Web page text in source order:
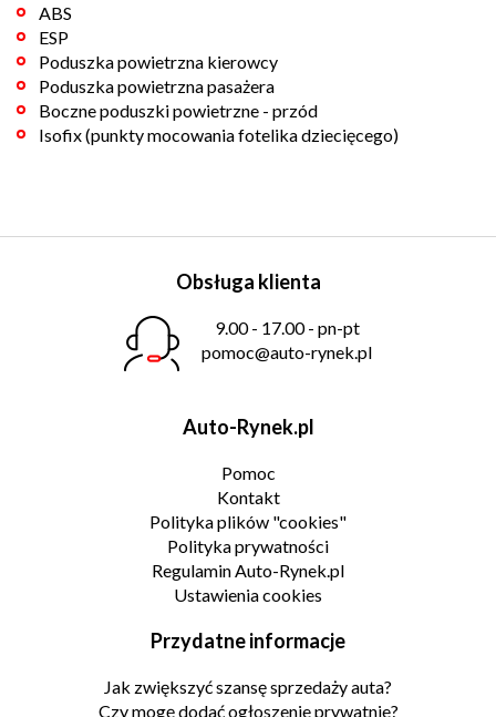
ABS
ESP
Poduszka powietrzna kierowcy
Poduszka powietrzna pasażera
Boczne poduszki powietrzne - przód
Isofix (punkty mocowania fotelika dziecięcego)
Obsługa klienta
9.00 - 17.00 - pn-pt
pomoc@auto-rynek.pl
Auto-Rynek.pl
Pomoc
Kontakt
Polityka plików "cookies"
Polityka prywatności
Regulamin Auto-Rynek.pl
Ustawienia cookies
Przydatne informacje
Jak zwiększyć szansę sprzedaży auta?
Czy mogę dodać ogłoszenie prywatnie?